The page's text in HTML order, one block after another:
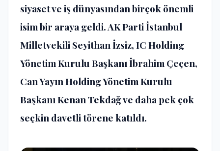
siyaset ve iş dünyasından birçok önemli
isim bir araya geldi. AK Parti İstanbul
Milletvekili Seyithan İzsiz, IC Holding
Yönetim Kurulu Başkanı İbrahim Çeçen,
Can Yayın Holding Yönetim Kurulu
Başkanı Kenan Tekdağ ve daha pek çok
seçkin davetli törene katıldı.